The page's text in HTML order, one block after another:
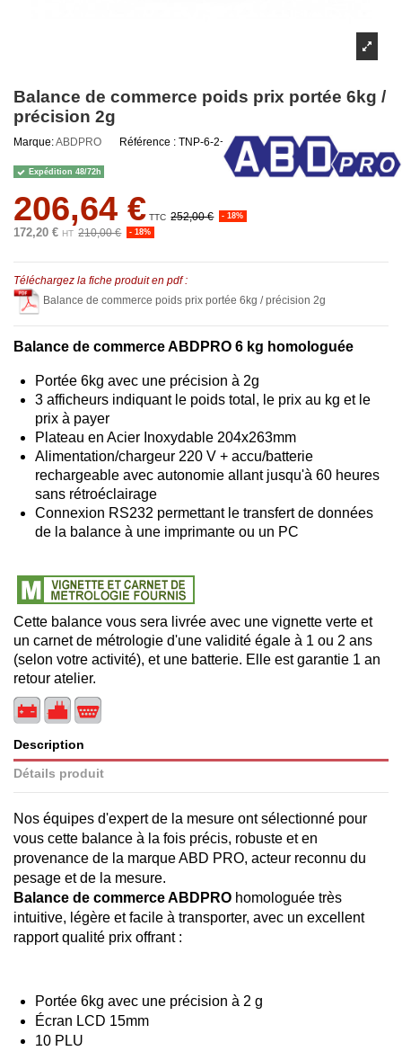
Balance de commerce poids prix portée 6kg /
précision 2g
Marque:ABDPRO Référence : TNP-6-2+M
Expédition 48/72h
206,64 € TTC 252,00 € - 18%
172,20 € HT 210,00 € - 18%
Téléchargez la fiche produit en pdf :
Balance de commerce poids prix portée 6kg / précision 2g
Balance de commerce ABDPRO 6 kg homologuée
Portée 6kg avec une précision à 2g
3 afficheurs indiquant le poids total, le prix au kg et le
prix à payer
Plateau en Acier Inoxydable 204x263mm
Alimentation/chargeur 220 V + accu/batterie
rechargeable avec autonomie allant jusqu'à 60 heures
sans rétroéclairage
Connexion RS232 permettant le transfert de données
de la balance à une imprimante ou un PC
Cette balance vous sera livrée avec une vignette verte et
un carnet de métrologie d'une validité égale à 1 ou 2 ans
(selon votre activité), et une batterie. Elle est garantie 1 an
retour atelier.
Description
Détails produit
Nos équipes d'expert de la mesure ont sélectionné pour
vous cette balance à la fois précis, robuste et en
provenance de la marque ABD PRO, acteur reconnu du
pesage et de la mesure.
Balance de commerce ABDPRO homologuée très
intuitive, légère et facile à transporter, avec un excellent
rapport qualité prix offrant :
Portée 6kg avec une précision à 2 g
Écran LCD 15mm
10 PLU